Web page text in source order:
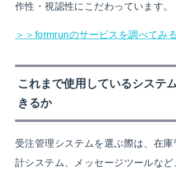
作性・視認性にこだわっています。
＞＞formrunのサービスを調べてみる
これまで使用しているシステ
きるか
受注管理システムを選ぶ際は、在
計システム、メッセージツールなど